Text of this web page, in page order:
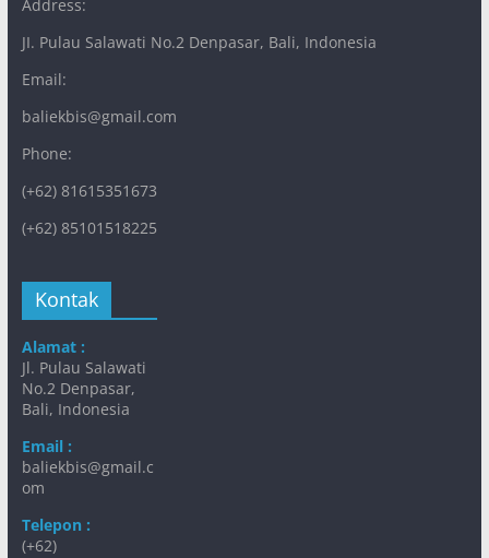
Address:
JI. Pulau Salawati No.2 Denpasar, Bali, Indonesia
Email:
baliekbis@gmail.com
Phone:
(+62) 81615351673
(+62) 85101518225
Kontak
Alamat :
Jl. Pulau Salawati
No.2 Denpasar,
Bali, Indonesia
Email :
baliekbis@gmail.c
om
Telepon :
(+62)